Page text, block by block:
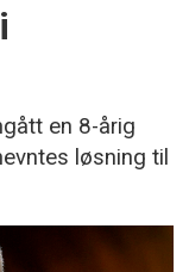
en 8-årig
løsning til